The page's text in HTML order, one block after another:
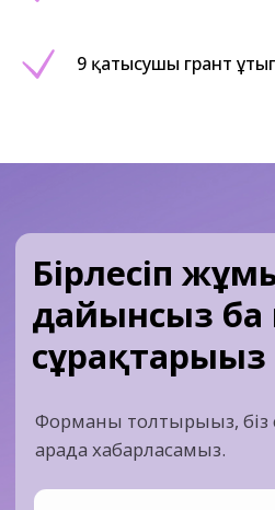
9 қатысушы грант